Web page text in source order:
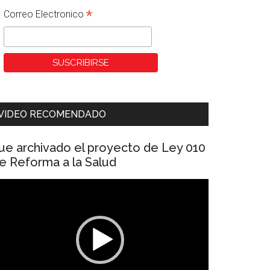
Correo Electronico *
RECOMENDADO
archivado el proyecto de Ley 010
Reforma a la Salud